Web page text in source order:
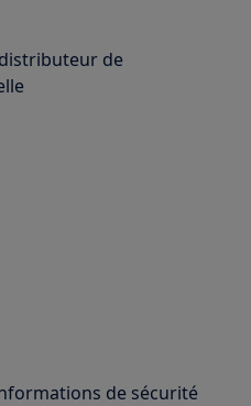
de
de sécurité